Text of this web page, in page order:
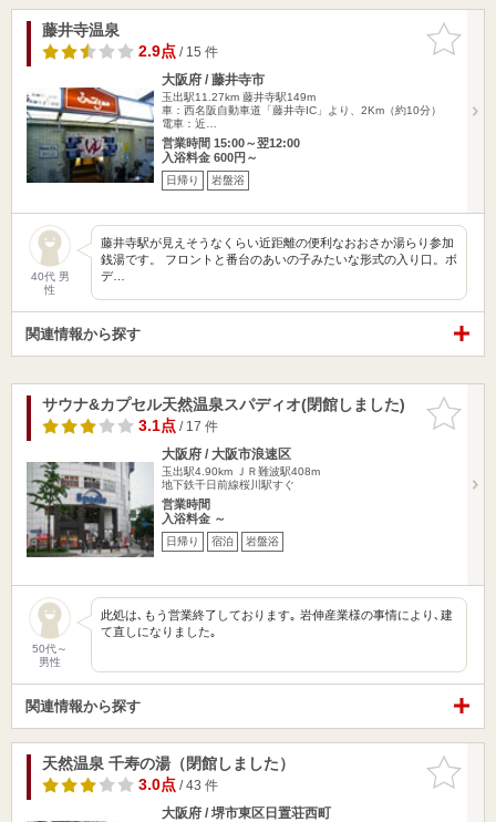
お気に入
りに追加
藤井寺温泉
2.9点/ 15 件
大阪府 / 藤井寺市
玉出駅11.27km 藤井寺駅149m
車：西名阪自動車道「藤井寺IC」より、2Km（約10分）
電車：近…
営業時間 15:00～翌12:00
入浴料金 600円～
日帰り 岩盤浴
40代 男
性
藤井寺駅が見えそうなくらい近距離の便利なおおさか湯らり参加
銭湯です。 フロントと番台のあいの子みたいな形式の入り口。ボ
デ…
関連情報から探す
お気に入
りに追加
サウナ&カプセル天然温泉スパディオ(閉館しました)
3.1点/ 17 件
大阪府 / 大阪市浪速区
玉出駅4.90km
ＪＲ難波駅408m
地下鉄千日前線桜川駅すぐ
営業時間
入浴料金 ～
日帰り 宿泊 岩盤浴
50代～
男性
此処は､もう営業終了しております｡ 岩伸産業様の事情により､建
て直しになりました｡
関連情報から探す
お気に入
りに追加
天然温泉 千寿の湯（閉館しました）
3.0点/ 43 件
大阪府 / 堺市東区日置荘西町